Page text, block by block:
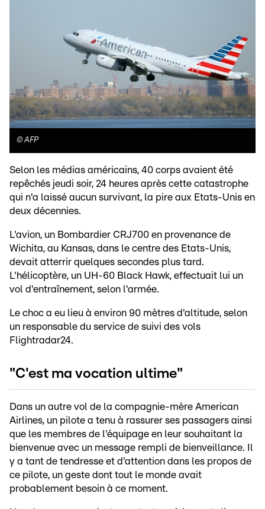
©AFP
Selon les médias américains, 40 corps avaient été
repêchés jeudi soir, 24 heures après cette catastrophe
qui n'a laissé aucun survivant, la pire aux Etats-Unis en
deux décennies.
L'avion, un Bombardier CRJ700 en provenance de
Wichita, au Kansas, dans le centre des Etats-Unis,
devait atterrir quelques secondes plus tard.
L'hélicoptère, un UH-60 Black Hawk, effectuait lui un
vol d'entraînement, selon l'armée.
Le choc a eu lieu à environ 90 mètres d'altitude, selon
un responsable du service de suivi des vols
Flightradar24.
"C'est ma vocation ultime"
Dans un autre vol de la compagnie-mère American
Airlines, un pilote a tenu à rassurer ses passagers ainsi
que les membres de l'équipage en leur souhaitant la
bienvenue avec un message rempli de bienveillance. Il
y a tant de tendresse et d'attention dans les propos de
ce pilote, un geste dont tout le monde avait
probablement besoin à ce moment.